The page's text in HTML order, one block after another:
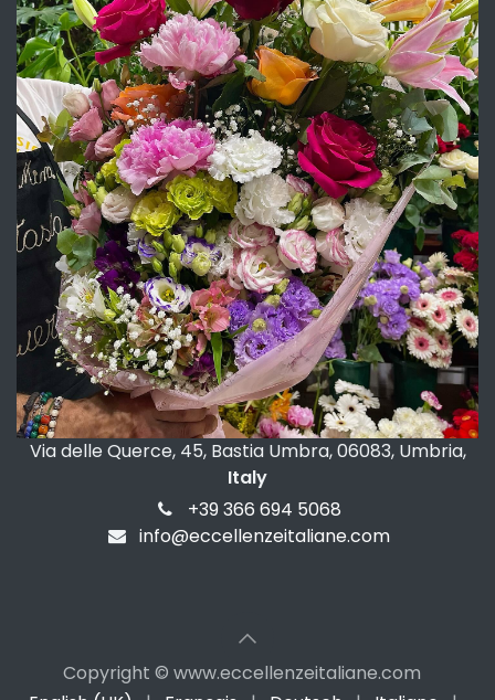
Via delle Querce, 45, Bastia Umbra, 06083, Umbria,
Italy
+39 366 694 5068
info@eccellenzeitaliane.com
Copyright © www.eccellenzeitaliane.com